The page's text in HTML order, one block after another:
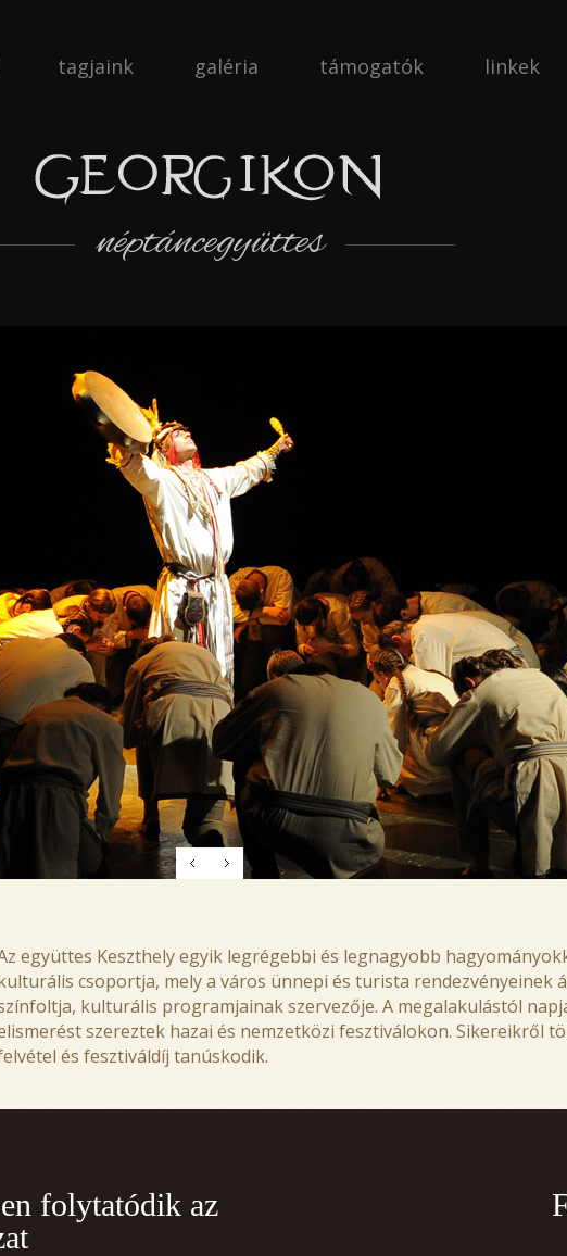
tagjaink galéria támogatók linkek
néptáncegyüttes
együttes Keszthely egyik legrégebbi és legnagyobb
csoportja, mely a város ünnepi és turista rendezvényeinek
kulturális programjainak szervezője. A megalakulástól
szereztek hazai és nemzetközi fesztiválokon. Sikereikről
és fesztiváldíj tanúskodik.
folytatódik az